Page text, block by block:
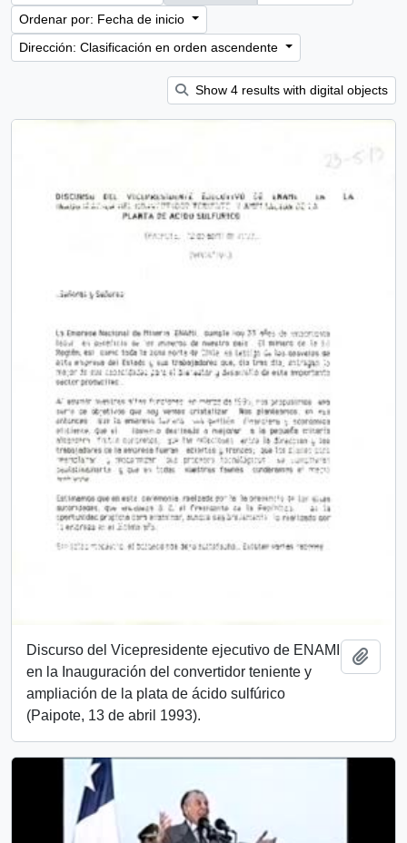
Ordenar por: Fecha de inicio
Dirección: Clasificación en orden ascendente
Show 4 results with digital objects
Discurso del Vicepresidente ejecutivo de ENAMI
en la Inauguración del convertidor teniente y
ampliación de la plata de ácido sulfúrico
(Paipote, 13 de abril 1993).